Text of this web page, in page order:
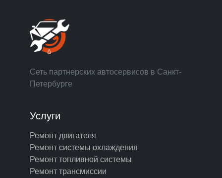
Сеть партнерских автосервисов в Санкт-
Петербурге
Услуги
Ремонт двигателя
Ремонт системы охлаждения
Ремонт топливной системы
Ремонт трансмиссии